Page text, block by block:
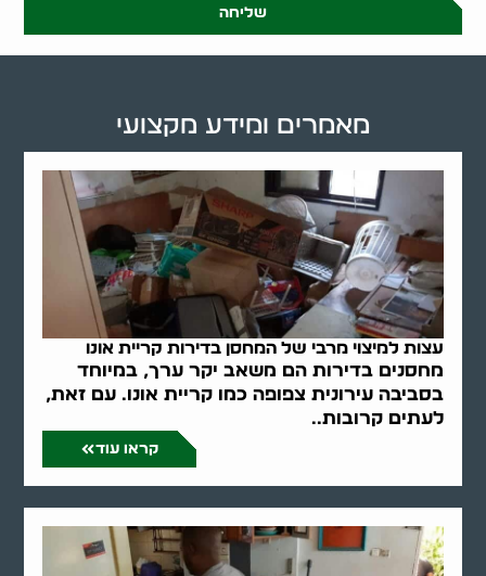
שליחה
עצות למיצוי מרבי של המחסן בדירות קריית אונו
מחסנים בדירות הם משאב יקר ערך, במיוחד
בסביבה עירונית צפופה כמו קריית אונו. עם זאת,
לעתים קרובות..
קראו עוד
מאמרים ומידע מקצועי